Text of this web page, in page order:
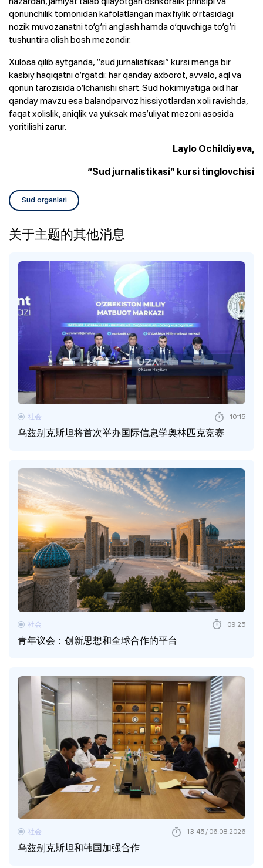
qonunchilik tomonidan kafolatlangan maxfiylik o‘rtasidagi
nozik muvozanatni to‘g‘ri anglash hamda o‘quvchiga to‘g‘ri
tushuntira olish bosh mezondir.
Xulosa qilib aytganda, “sud jurnalistikasi” kursi menga bir
kasbiy haqiqatni o‘rgatdi: har qanday axborot, avvalo, aql va
qonun tarozisida o‘lchanishi shart. Sud hokimiyatiga oid har
qanday mavzu esa balandparvoz hissiyotlardan xoli ravishda,
faqat xolislik, aniqlik va yuksak mas’uliyat mezoni asosida
yoritilishi zarur.
Laylo Ochildiyeva,
“Sud jurnalistikasi” kursi tinglovchisi
Sud organlari
关于主题的其他消息
乌兹别克斯坦将首次举办国际信息学奥林匹克竞赛
社会 10:15
青年议会：创新思想和全球合作的平台
社会 09:25
乌兹别克斯坦和韩国加强合作
社会 13:45 / 06.08.2026